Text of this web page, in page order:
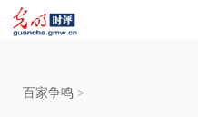
百家争鸣 >